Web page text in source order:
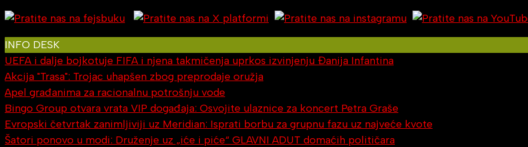
INFO DESK
UEFA i dalje bojkotuje FIFA i njena takmičenja uprkos izvinjenju Đanija Infantina
Akcija "Trasa": Trojac uhapšen zbog preprodaje oružja
Apel građanima za racionalnu potrošnju vode
Bingo Group otvara vrata VIP događaja: Osvojite ulaznice za koncert Petra Graše
Evropski četvrtak zanimljiviji uz Meridian: Isprati borbu za grupnu fazu uz najveće kvote
Šatori ponovo u modi: Druženje uz „iće i piće“ GLAVNI ADUT domaćih političara